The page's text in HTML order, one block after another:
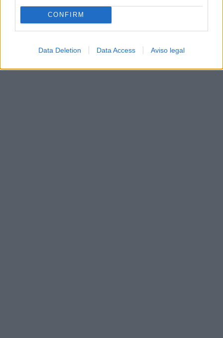
CONFIRM
Data Deletion Data Access Aviso legal